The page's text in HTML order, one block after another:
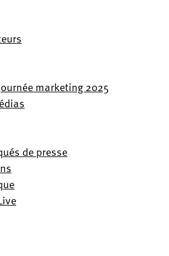
marketing 2025
de presse